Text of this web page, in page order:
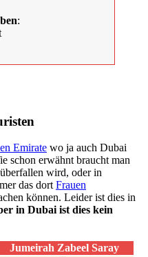
:
Emirate wo ja auch Dubai
schon erwähnt braucht man
wird, oder in
das dortFrauen
können. Leider ist dies in
in Dubai ist dies kein
Jumeirah Zabeel Saray